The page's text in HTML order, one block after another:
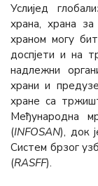
Услијед
храна, храна
храном могу
доспјети и на
надлежни
храни и
хране са
Међународна
(INFOSAN), док
Систем брзог
(RASFF).